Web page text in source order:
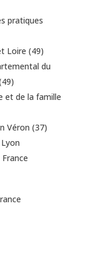
pratiques
Loire (49)
du
et de la famille
Véron (37)